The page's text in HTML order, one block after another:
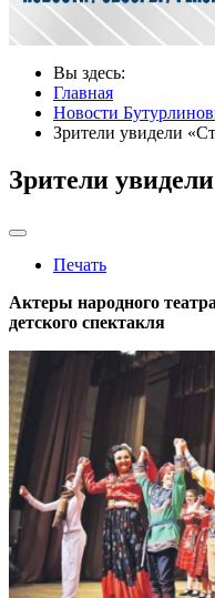
Вы здесь:
Главная
Новости
Зрители увидели
Зрители
Печать
Актеры народного
детского спектакля